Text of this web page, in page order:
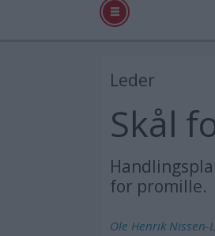
Leder
Skål
for promille.
Ole Henrik Nissen-